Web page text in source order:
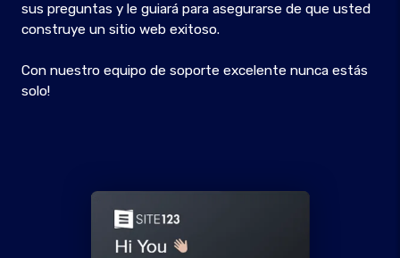
sus preguntas y le guiará para asegurarse de que usted
construye un sitio web exitoso.
Con nuestro equipo de soporte excelente nunca estás
solo!